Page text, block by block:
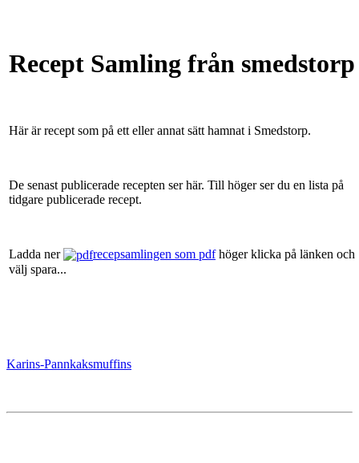
Recept Samling från smedstorp
Här är recept som på ett eller annat sätt hamnat i Smedstorp.
De senast publicerade recepten ser här. Till höger ser du en lista på
tidgare publicerade recept.
Ladda ner recepsamlingen som pdfhöger klicka på länken och
välj spara...
Karins-Pannkaksmuffins